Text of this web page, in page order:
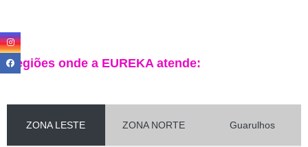
Regiões onde a EUREKA atende:
ZONA LESTE ZONA NORTE Guarulhos